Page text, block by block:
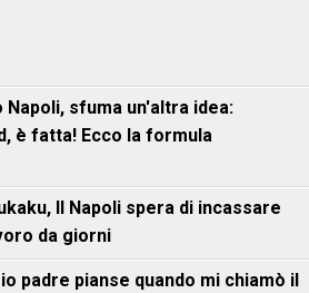
sfuma un'altra idea:
è fatta! Ecco la formula
ll Napoli spera di incassare
da giorni
padre pianse quando mi chiamò il